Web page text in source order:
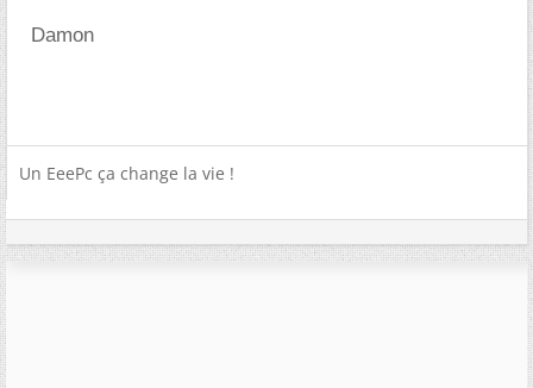
Damon
Un EeePc ça change la vie !